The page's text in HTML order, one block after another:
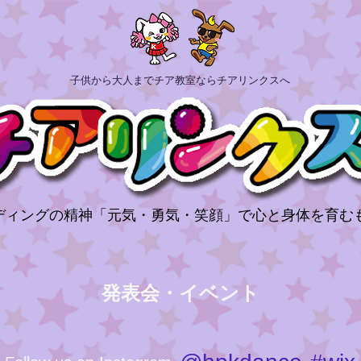
子供から大人までチア教室ならチアリンクスへ
ィングの精神「元気・勇気・笑顔」で心と身体を育む
発表会・イベント